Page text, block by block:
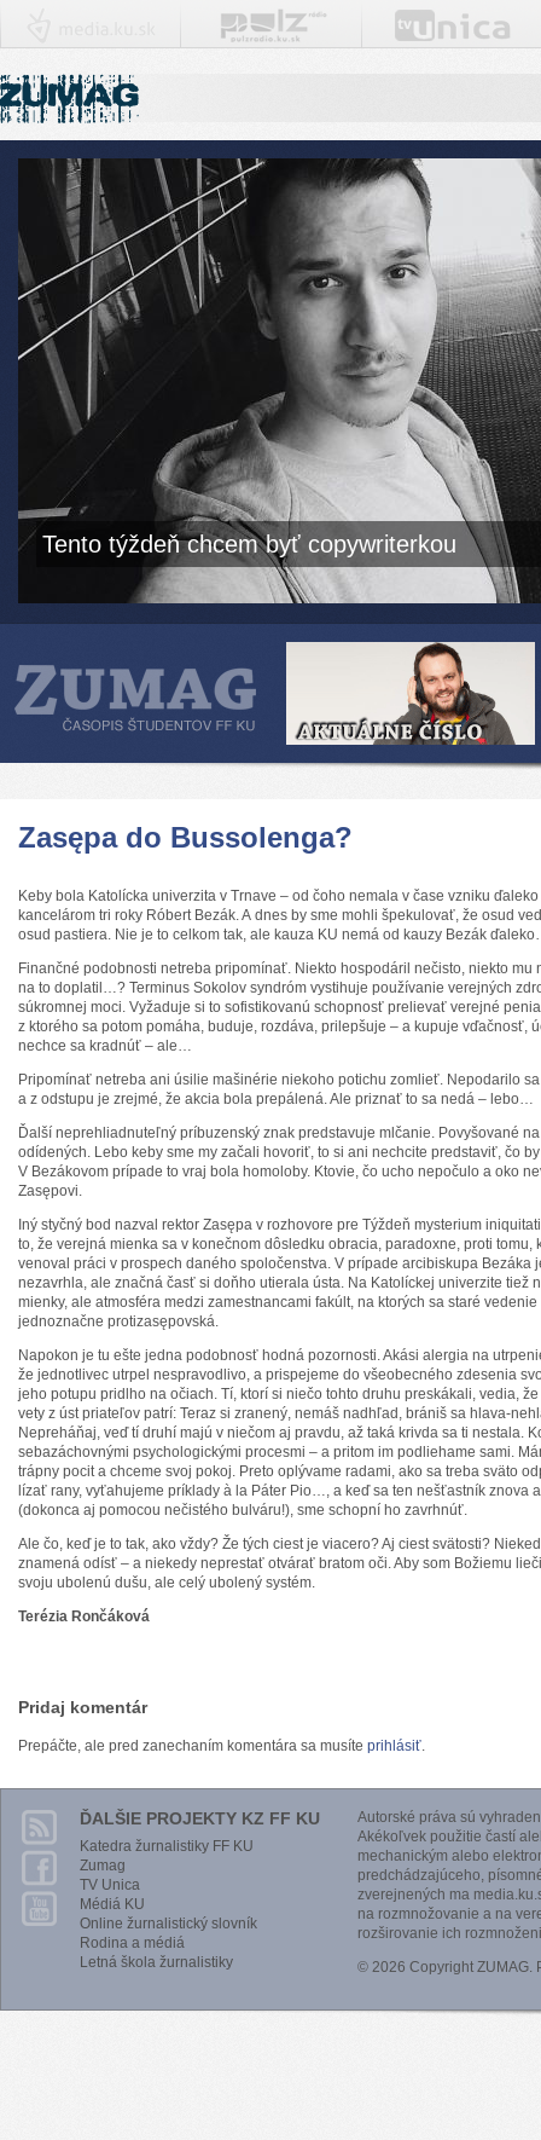
Tento týždeň chcem byť copywriterkou
Zasępa do Bussolenga?
Keby bola Katolícka univerzita v Trnave – od čoho nemala v čase vzniku
kancelárom tri roky Róbert Bezák. A dnes by sme mohli špekulovať, že osud
osud pastiera. Nie je to celkom tak, ale kauza KU nemá od kauzy Bezák
Finančné podobnosti netreba pripomínať. Niekto hospodáril nečisto, niekto mu
na to doplatil…? Terminus Sokolov syndróm vystihuje používanie verejných
súkromnej moci. Vyžaduje si to sofistikovanú schopnosť prelievať verejné
z ktorého sa potom pomáha, buduje, rozdáva, prilepšuje – a kupuje vďačnosť,
nechce sa kradnúť – ale…
Pripomínať netreba ani úsilie mašinérie niekoho potichu zomlieť. Nepodarilo
a z odstupu je zrejmé, že akcia bola prepálená. Ale priznať to sa nedá – lebo…
Ďalší neprehliadnuteľný príbuzenský znak predstavuje mlčanie. Povyšované
odídených. Lebo keby sme my začali hovoriť, to si ani nechcite predstaviť, čo
V Bezákovom prípade to vraj bola homoloby. Ktovie, čo ucho nepočulo a oko
Zasępovi.
Iný styčný bod nazval rektor Zasępa v rozhovore pre Týždeň mysterium
to, že verejná mienka sa v konečnom dôsledku obracia, paradoxne, proti tomu,
venoval práci v prospech daného spoločenstva. V prípade arcibiskupa Bezáka
nezavrhla, ale značná časť si doňho utierala ústa. Na Katolíckej univerzite tiež
mienky, ale atmosféra medzi zamestnancami fakúlt, na ktorých sa staré
jednoznačne protizasępovská.
Napokon je tu ešte jedna podobnosť hodná pozornosti. Akási alergia na
že jednotlivec utrpel nespravodlivo, a prispejeme do všeobecného zdesenia
jeho potupu pridlho na očiach. Tí, ktorí si niečo tohto druhu preskákali, vedia,
vety z úst priateľov patrí: Teraz si zranený, nemáš nadhľad, brániš sa hlava-
Nepreháňaj, veď tí druhí majú v niečom aj pravdu, až taká krivda sa ti nestala.
sebazáchovnými psychologickými procesmi – a pritom im podliehame sami.
trápny pocit a chceme svoj pokoj. Preto oplývame radami, ako sa treba sväto
lízať rany, vyťahujeme príklady à la Páter Pio…, a keď sa ten nešťastník znova
(dokonca aj pomocou nečistého bulváru!), sme schopní ho zavrhnúť.
Ale čo, keď je to tak, ako vždy? Že tých ciest je viacero? Aj ciest svätosti?
znamená odísť – a niekedy neprestať otvárať bratom oči. Aby som Božiemu
svoju ubolenú dušu, ale celý ubolený systém.
Terézia Rončáková
Pridaj komentár
Prepáčte, ale pred zanechaním komentára sa musíte prihlásiť.
ĎALŠIE PROJEKTY KZ FF KU
Katedra žurnalistiky FF KU
Zumag
TV Unica
Médiá KU
Online žurnalistický slovník
Rodina a médiá
Letná škola žurnalistiky
Autorské práva sú
Akékoľvek použitie častí
mechanickým alebo
predchádzajúceho,
zverejnených ma
na rozmnožovanie a na
rozširovanie ich
© 2026 Copyright ZUMAG.